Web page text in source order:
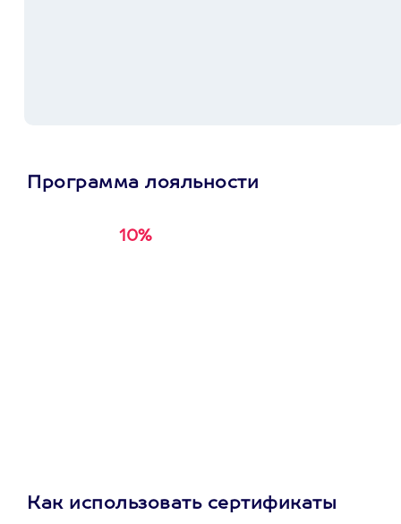
Программа лояльности
10%
Как использовать сертификаты